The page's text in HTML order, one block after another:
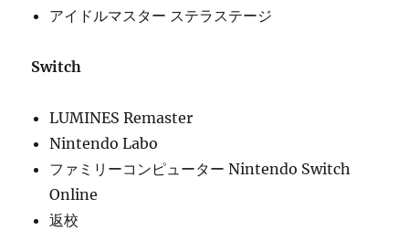
アイドルマスター ステラステージ
Switch
LUMINES Remaster
Nintendo Labo
ファミリーコンピューター Nintendo Switch
Online
返校